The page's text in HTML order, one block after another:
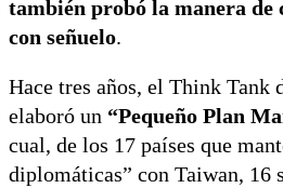
también probó la manera de
con señuelo.
Hace tres años, el Think Tank
elaboró un “Pequeño Plan
cual, de los 17 países que
diplomáticas” con Taiwan, 16